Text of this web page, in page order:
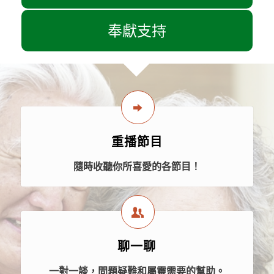
奉獻支持
重播節目
隨時收聽你所喜愛的各節目！
聊一聊
一對一談，問題疑難和屬靈需要的幫助。